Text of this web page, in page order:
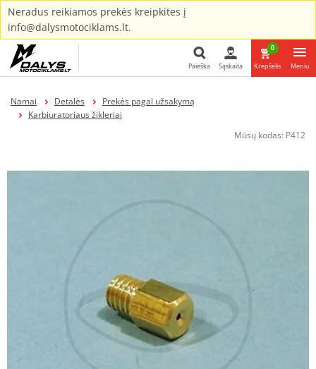
Neradus reikiamos prekės kreipkites į
info@dalysmotociklams.lt.
Paieška Sąskaita
0
Krepšelis Meniu
Namai Detalės
Prekės pagal užsakymą
Karbiuratoriaus žikleriai
Mūsų kodas: P412